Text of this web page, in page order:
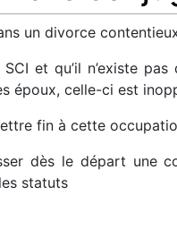
un divorce
et qu’il n’existe
époux, celle-ci est
fin à cette
dès le départ une
statuts